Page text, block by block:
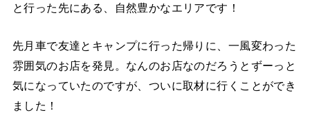
と行った先にある、自然豊かなエリアです！
先月車で友達とキャンプに行った帰りに、一風変わった
雰囲気のお店を発見。なんのお店なのだろうとずーっと
気になっていたのですが、ついに取材に行くことができ
ました！